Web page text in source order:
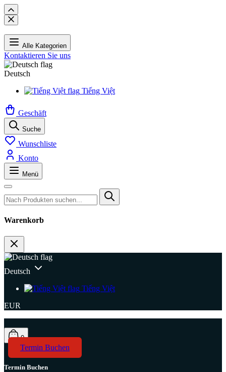
Alle Kategorien
Kontaktieren Sie uns
Deutsch
Tiếng Việt
Geschäft
Suche
Wunschliste
Konto
Menü
Warenkorb
Deutsch
Tiếng Việt
EUR
0
Termin Buchen
Termin Buchen